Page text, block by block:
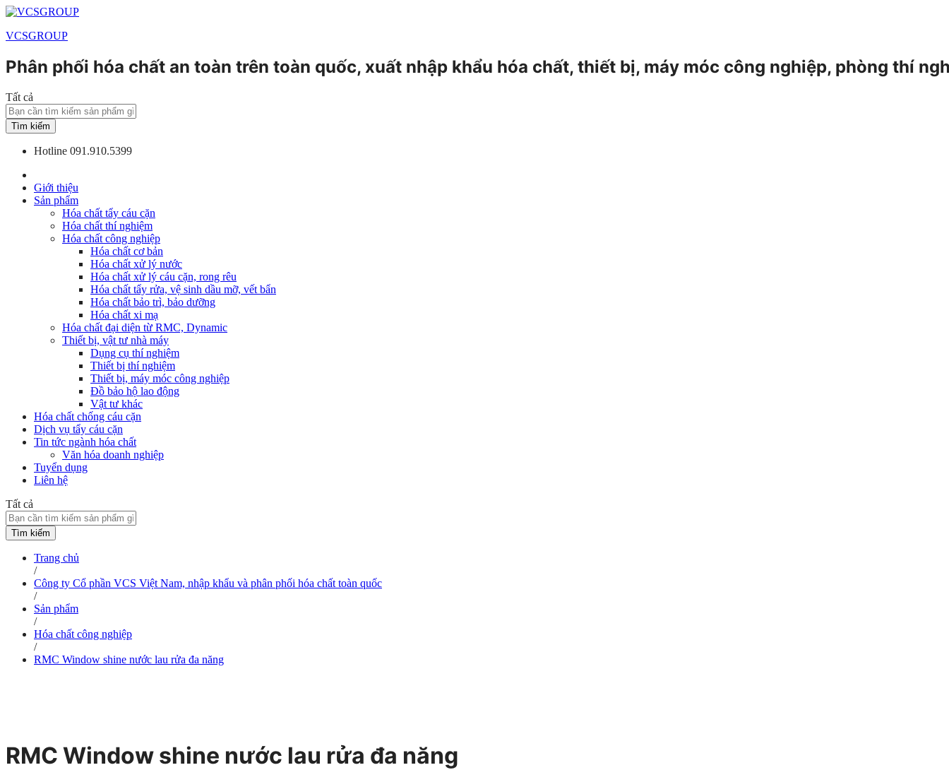
VCSGROUP
Phân phối hóa chất an toàn trên toàn quốc, xuất nhập khẩu hóa chất, thiết bị, máy móc công nghiệp, phòng thí
Tất cả
Tìm kiếm
Hotline 091.910.5399
Giới thiệu
Sản phẩm
Hóa chất tẩy cáu cặn
Hóa chất thí nghiệm
Hóa chất công nghiệp
Hóa chất cơ bản
Hóa chất xử lý nước
Hóa chất xử lý cáu cặn, rong rêu
Hóa chất tẩy rửa, vệ sinh dầu mỡ, vết bẩn
Hóa chất bảo trì, bảo dưỡng
Hóa chất xi mạ
Hóa chất đại diện từ RMC, Dynamic
Thiết bị, vật tư nhà máy
Dụng cụ thí nghiệm
Thiết bị thí nghiệm
Thiết bị, máy móc công nghiệp
Đồ bảo hộ lao động
Vật tư khác
Hóa chất chống cáu cặn
Dịch vụ tẩy cáu cặn
Tin tức ngành hóa chất
Văn hóa doanh nghiệp
Tuyển dụng
Liên hệ
Tất cả
Tìm kiếm
Trang chủ
/
Công ty Cổ phần VCS Việt Nam, nhập khẩu và phân phối hóa chất toàn quốc
/
Sản phẩm
/
Hóa chất công nghiệp
/
RMC Window shine nước lau rửa đa năng
RMC Window shine nước lau rửa đa năng